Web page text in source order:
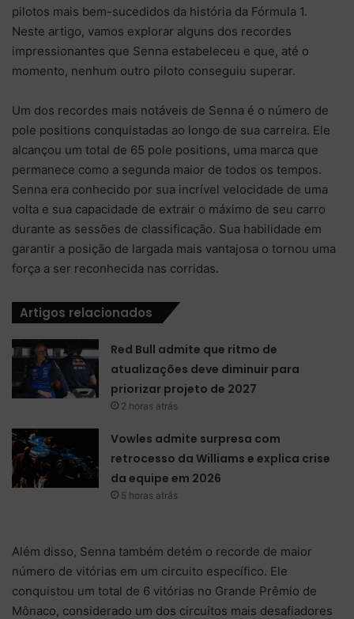
pilotos mais bem-sucedidos da história da Fórmula 1.
Neste artigo, vamos explorar alguns dos recordes
impressionantes que Senna estabeleceu e que, até o
momento, nenhum outro piloto conseguiu superar.
Um dos recordes mais notáveis ​​de Senna é o número de
pole positions conquistadas ao longo de sua carreira. Ele
alcançou um total de 65 pole positions, uma marca que
permanece como a segunda maior de todos os tempos.
Senna era conhecido por sua incrível velocidade de uma
volta e sua capacidade de extrair o máximo de seu carro
durante as sessões de classificação. Sua habilidade em
garantir a posição de largada mais vantajosa o tornou uma
força a ser reconhecida nas corridas.
Artigos relacionados
Red Bull admite que ritmo de
atualizações deve diminuir para
priorizar projeto de 2027
2 horas atrás
Vowles admite surpresa com
retrocesso da Williams e explica crise
da equipe em 2026
5 horas atrás
Além disso, Senna também detém o recorde de maior
número de vitórias em um circuito específico. Ele
conquistou um total de 6 vitórias no Grande Prêmio de
Mônaco, considerado um dos circuitos mais desafiadores